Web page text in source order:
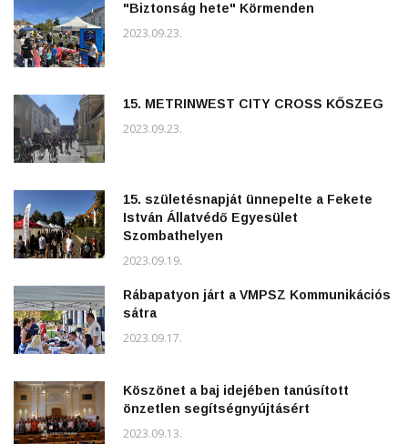
"Biztonság hete" Körmenden
2023.09.23.
15. METRINWEST CITY CROSS KŐSZEG
2023.09.23.
15. születésnapját ünnepelte a Fekete
István Állatvédő Egyesület
Szombathelyen
2023.09.19.
Rábapatyon járt a VMPSZ Kommunikációs
sátra
2023.09.17.
Köszönet a baj idejében tanúsított
önzetlen segítségnyújtásért
2023.09.13.